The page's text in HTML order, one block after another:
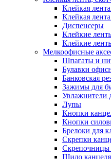
Клейкая
Клейкая
Диспенсеры
Клейкие
Клейкие
Мелкоофисные
Шпагаты и
Булавки
Банковская
Зажимы для
Увлажнители
Лупы
Кнопки
Кнопки
Брелоки для
Скрепки
Скрепочницы
Шило